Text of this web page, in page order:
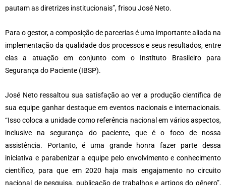
pautam as diretrizes institucionais”, frisou José Neto.
Para o gestor, a composição de parcerias é uma importante aliada na
implementação da qualidade dos processos e seus resultados, entre
elas a atuação em conjunto com o Instituto Brasileiro para
Segurança do Paciente (IBSP).
José Neto ressaltou sua satisfação ao ver a produção científica de
sua equipe ganhar destaque em eventos nacionais e internacionais.
“Isso coloca a unidade como referência nacional em vários aspectos,
inclusive na segurança do paciente, que é o foco de nossa
assistência. Portanto, é uma grande honra fazer parte dessa
iniciativa e parabenizar a equipe pelo envolvimento e conhecimento
científico, para que em 2020 haja mais engajamento no circuito
nacional de pesquisa, publicação de trabalhos e artigos do gênero”,